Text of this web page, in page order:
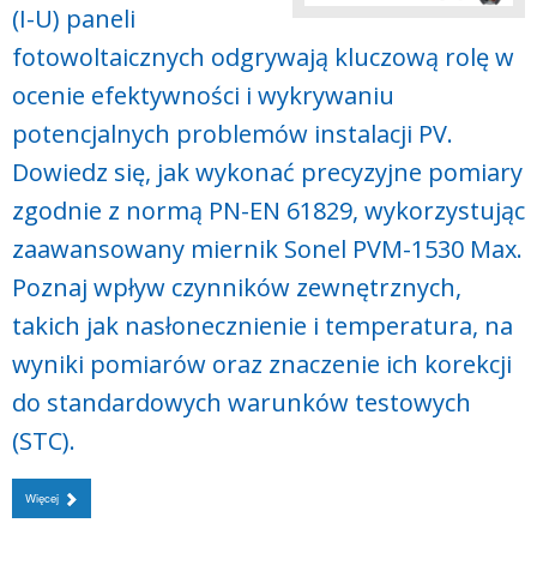
(I-U) paneli
fotowoltaicznych odgrywają kluczową rolę w
ocenie efektywności i wykrywaniu
potencjalnych problemów instalacji PV.
Dowiedz się, jak wykonać precyzyjne pomiary
zgodnie z normą PN-EN 61829, wykorzystując
zaawansowany miernik Sonel PVM-1530 Max.
Poznaj wpływ czynników zewnętrznych,
takich jak nasłonecznienie i temperatura, na
wyniki pomiarów oraz znaczenie ich korekcji
do standardowych warunków testowych
(STC).
Więcej